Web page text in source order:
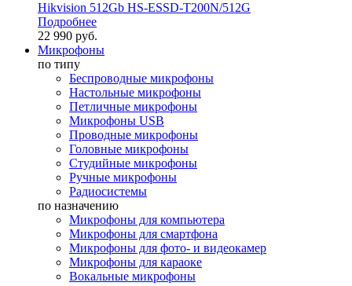
Hikvision 512Gb HS-ESSD-T200N/512G
Подробнее
22 990 руб.
Микрофоны
по типу
Беспроводные микрофоны
Настольные микрофоны
Петличные микрофоны
Микрофоны USB
Проводные микрофоны
Головные микрофоны
Студийные микрофоны
Ручные микрофоны
Радиосистемы
по назначению
Микрофоны для компьютера
Микрофоны для смартфона
Микрофоны для фото- и видеокамер
Микрофоны для караоке
Вокальные микрофоны